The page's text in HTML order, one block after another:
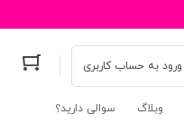
ورود به حساب کاربری
وبلاگ سوالی دارید؟